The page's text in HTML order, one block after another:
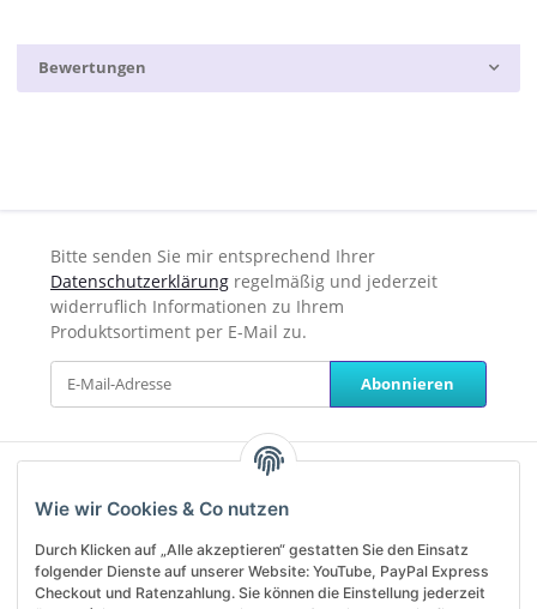
Bewertungen
Bitte senden Sie mir entsprechend Ihrer
Datenschutzerklärung regelmäßig und jederzeit
widerruflich Informationen zu Ihrem
Produktsortiment per E-Mail zu.
Abonnieren
erhalten Sie unter:
service@helanos.de
Mo-Fr, 09:00 - 13:00 Uhr
Wie wir Cookies & Co nutzen
Durch Klicken auf „Alle akzeptieren“ gestatten Sie den Einsatz
folgender Dienste auf unserer Website: YouTube, PayPal Express
Checkout und Ratenzahlung. Sie können die Einstellung jederzeit